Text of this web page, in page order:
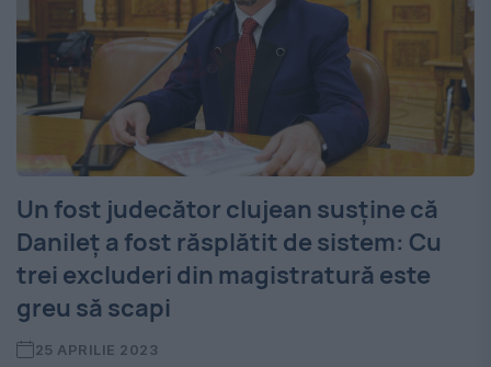
Un fost judecător clujean susține că
Danileț a fost răsplătit de sistem: Cu
trei excluderi din magistratură este
greu să scapi
25 APRILIE 2023